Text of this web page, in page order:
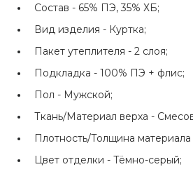
Состав - 65% ПЭ, 35% ХБ;
Вид изделия - Куртка;
Пакет утеплителя - 2 слоя;
Подкладка - 100% ПЭ + флис;
Пол - Мужской;
Ткань/Материал верха -
Плотность/Толщина материала
Цвет отделки - Тёмно-серый;